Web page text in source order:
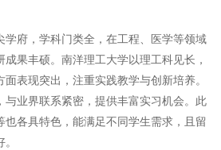
学府，学科门类全，在工程、医学等领域
果丰硕。南洋理工大学以理工科见长，
表现突出，注重实践教学与创新培养。
与业界联系紧密，提供丰富实习机会。此
也各具特色，能满足不同学生需求，且留